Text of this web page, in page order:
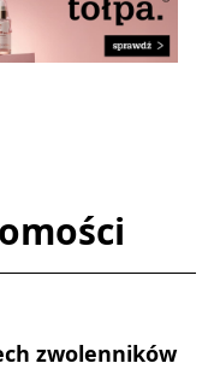
zwolenników